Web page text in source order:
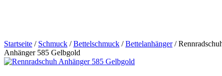
Startseite / Schmuck /Bettelschmuck /Bettelanhänger/
Anhänger 585 Gelbgold